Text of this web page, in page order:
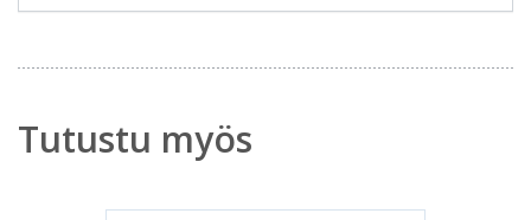
Tutustu myös